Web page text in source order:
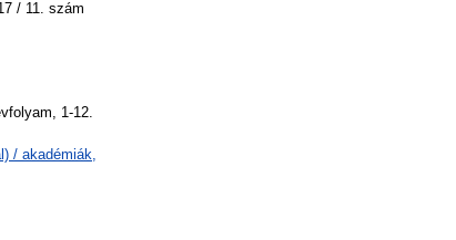
/ 11. szám
1-12.
/ akadémiák,